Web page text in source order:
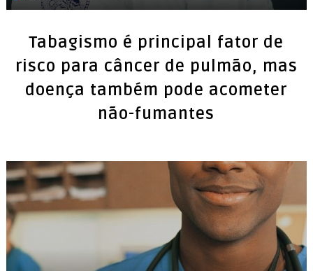
Tabagismo é principal fator de
risco para câncer de pulmão, mas
doença também pode acometer
não-fumantes